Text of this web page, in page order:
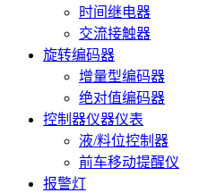
时间继电器
交流接触器
旋转编码器
增量型编码器
绝对值编码器
控制器仪器仪表
液/料位控制器
前车移动提醒仪
报警灯